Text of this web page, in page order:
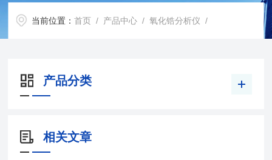
当前位置：首页 / 产品中心 /氧化锆分析仪 /
产品分类
相关文章